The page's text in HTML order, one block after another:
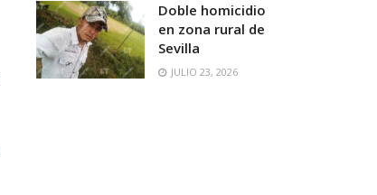
Doble homicidio
en zona rural de
Sevilla
JULIO 23, 2026